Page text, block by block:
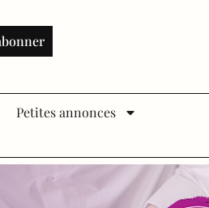
Petites annonces